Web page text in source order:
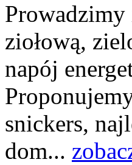
Prowadzimy
ziołową,
napój
snickers,
dom...